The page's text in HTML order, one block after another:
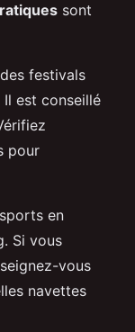
sont
festivals
est conseillé
pour
en
Si vous
vous
navettes